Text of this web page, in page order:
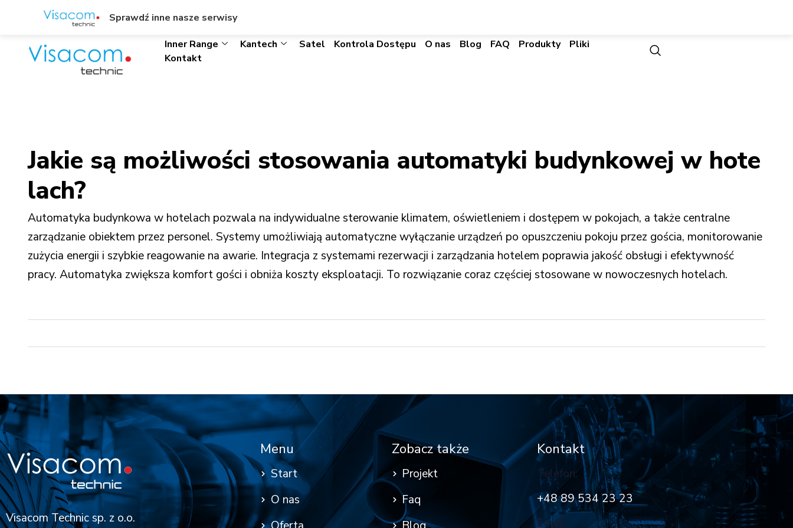
ul. Wł. Trylińskiego 8/L1, Olsztyn +48895342323
Inner Range Kantech Satel Kontrola Dostępu O nas Blog FAQ Produkty
Pliki
Kontakt
Jakie są możliwości stosowania automatyki budynkowej w hote
lach?
Automatyka budynkowa w hotelach pozwala na indywidualne sterowanie klimatem, oświetleniem i dostępem w pokojach, a także centralne
zarządzanie obiektem przez personel. Systemy umożliwiają automatyczne wyłączanie urządzeń po opuszczeniu pokoju przez gościa, monitorowanie
zużycia energii i szybkie reagowanie na awarie. Integracja z systemami rezerwacji i zarządzania hotelem poprawia jakość obsługi i efektywność
pracy. Automatyka zwiększa komfort gości i obniża koszty eksploatacji. To rozwiązanie coraz częściej stosowane w nowoczesnych hotelach.
Visacom Technic sp. z o.o.
Menu
Start
O nas
Zobacz także
Projekt
Faq
Kontakt
Telefon:
+48 89 534 23 23
Email:
Sprawdź inne nasze serwisy